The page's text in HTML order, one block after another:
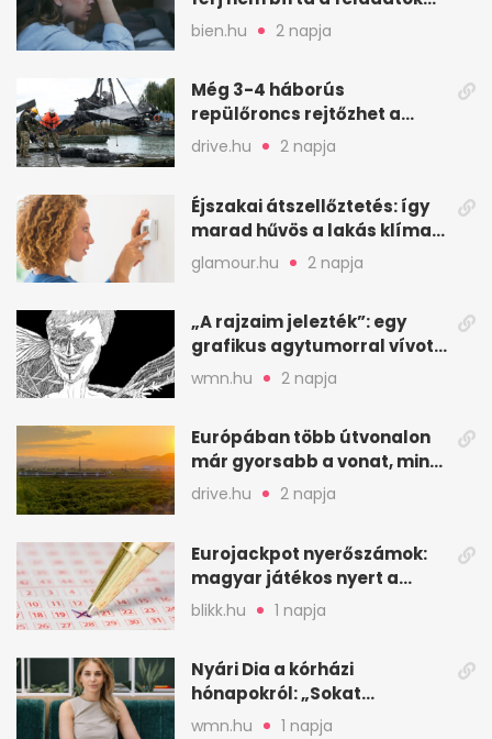
a feleség levegőt kér
bien.hu 2 napja
Még 3-4 háborús
repülőroncs rejtőzhet a
Balaton mélyén
drive.hu 2 napja
Éjszakai átszellőztetés: így
marad hűvös a lakás klíma
nélkül
glamour.hu 2 napja
„A rajzaim jelezték”: egy
grafikus agytumorral vívott
küzdelme
wmn.hu 2 napja
Európában több útvonalon
már gyorsabb a vonat, mint
a repülő
drive.hu 2 napja
Eurojackpot nyerőszámok:
magyar játékos nyert a
2026. augusztus 4-i húzáson
blikk.hu 1 napja
Nyári Dia a kórházi
hónapokról: „Sokat
veszekedtem Istennel”
wmn.hu 1 napja